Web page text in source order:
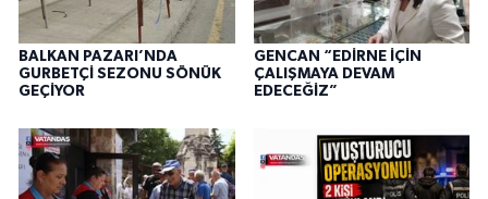
BALKAN PAZARI’NDA
GURBETÇİ SEZONU SÖNÜK
GEÇİYOR
GENCAN “EDİRNE İÇİN
ÇALIŞMAYA DEVAM
EDECEĞİZ”